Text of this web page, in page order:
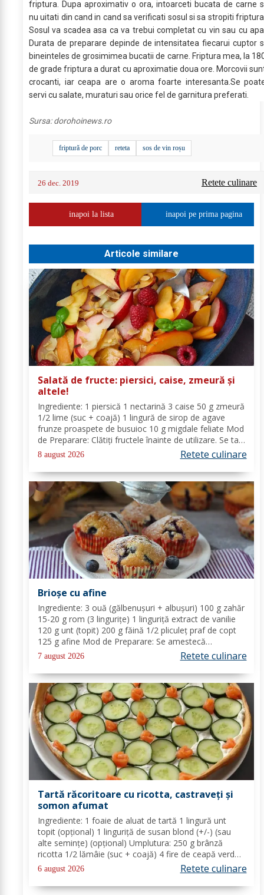
friptura. Dupa aproximativ o ora, intoarceti bucata de carne
nu uitati din cand in cand sa verificati sosul si sa stropiti
Sosul va scadea asa ca va trebui completat cu vin sau cu
Durata de preparare depinde de intensitatea fiecarui cuptor
bineinteles de grosimimea bucatii de carne. Friptura mea, la
de grade friptura a durat cu aproximatie doua ore. Morcovii
crocanti, iar ceapa are o aroma foarte interesanta.Se
servi cu salate, muraturi sau orice fel de garnitura preferati.
Sursa:dorohoinews.ro
friptură de porc reteta sos de vin roșu
26 dec. 2019 Retete culinare
inapoi la lista inapoi pe prima pagina
Articole similare
Salată de fructe: piersici, caise, zmeură și
altele!
Ingrediente: 1 piersică 1 nectarină 3 caise 50 g zmeură
1/2 lime (suc + coajă) 1 lingură de sirop de agave
frunze proaspete de busuioc 10 g migdale feliate Mod
de Preparare: Clătiți fructele înainte de utilizare. Se taie
piersicile, nectarinele și caisele în felii subțiri. Stoarceți
lămâia și...
8 august 2026 Retete culinare
Brioșe cu afine
Ingrediente: 3 ouă (gălbenușuri + albușuri) 100 g zahăr
15-20 g rom (3 lingurițe) 1 linguriță extract de vanilie
120 g unt (topit) 200 g făină 1/2 pliculeț praf de copt
125 g afine Mod de Preparare: Se amestecă
gălbenușurile cu zahărul, romul și vanilia. Se adaugă
untul topit, făina și praful de...
7 august 2026 Retete culinare
Tartă răcoritoare cu ricotta, castraveți și
somon afumat
Ingrediente: 1 foaie de aluat de tartă 1 lingură unt
topit (opțional) 1 linguriță de susan blond (+/-) (sau
alte semințe) (opțional) Umplutura: 250 g brânză
ricotta 1/2 lămâie (suc + coajă) 4 fire de ceapă verde
(+/-) piper Toppinguri: 1 castravete 80 gr somon
afumat 1 linguriță semințe de susan...
6 august 2026 Retete culinare